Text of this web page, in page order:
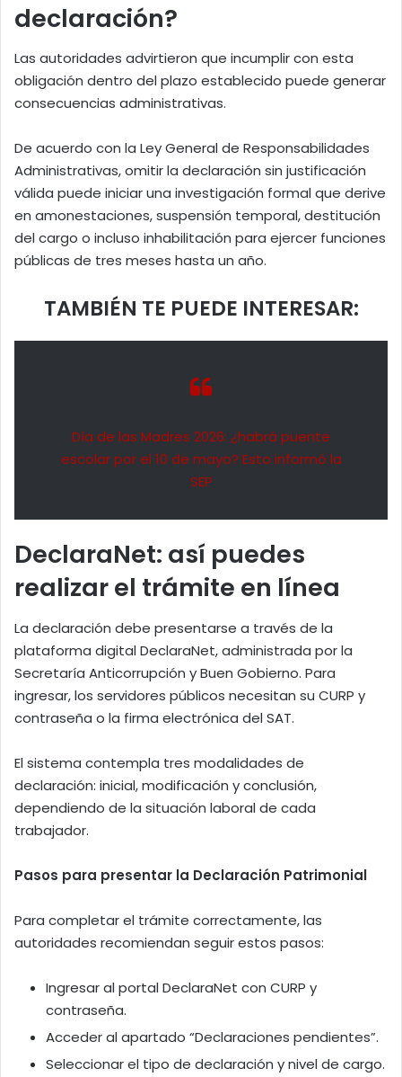
declaración?
Las autoridades advirtieron que incumplir con esta
obligación dentro del plazo establecido puede generar
consecuencias administrativas.
De acuerdo con la Ley General de Responsabilidades
Administrativas, omitir la declaración sin justificación
válida puede iniciar una investigación formal que derive
en amonestaciones, suspensión temporal, destitución
del cargo o incluso inhabilitación para ejercer funciones
públicas de tres meses hasta un año.
TAMBIÉN TE PUEDE INTERESAR:
Día de las Madres 2026: ¿habrá puente
escolar por el 10 de mayo? Esto informó la
SEP
DeclaraNet: así puedes
realizar el trámite en línea
La declaración debe presentarse a través de la
plataforma digital DeclaraNet, administrada por la
Secretaría Anticorrupción y Buen Gobierno. Para
ingresar, los servidores públicos necesitan su CURP y
contraseña o la firma electrónica del SAT.
El sistema contempla tres modalidades de
declaración: inicial, modificación y conclusión,
dependiendo de la situación laboral de cada
trabajador.
Pasos para presentar la Declaración Patrimonial
Para completar el trámite correctamente, las
autoridades recomiendan seguir estos pasos:
Ingresar al portal DeclaraNet con CURP y
contraseña.
Acceder al apartado “Declaraciones pendientes”.
Seleccionar el tipo de declaración y nivel de cargo.